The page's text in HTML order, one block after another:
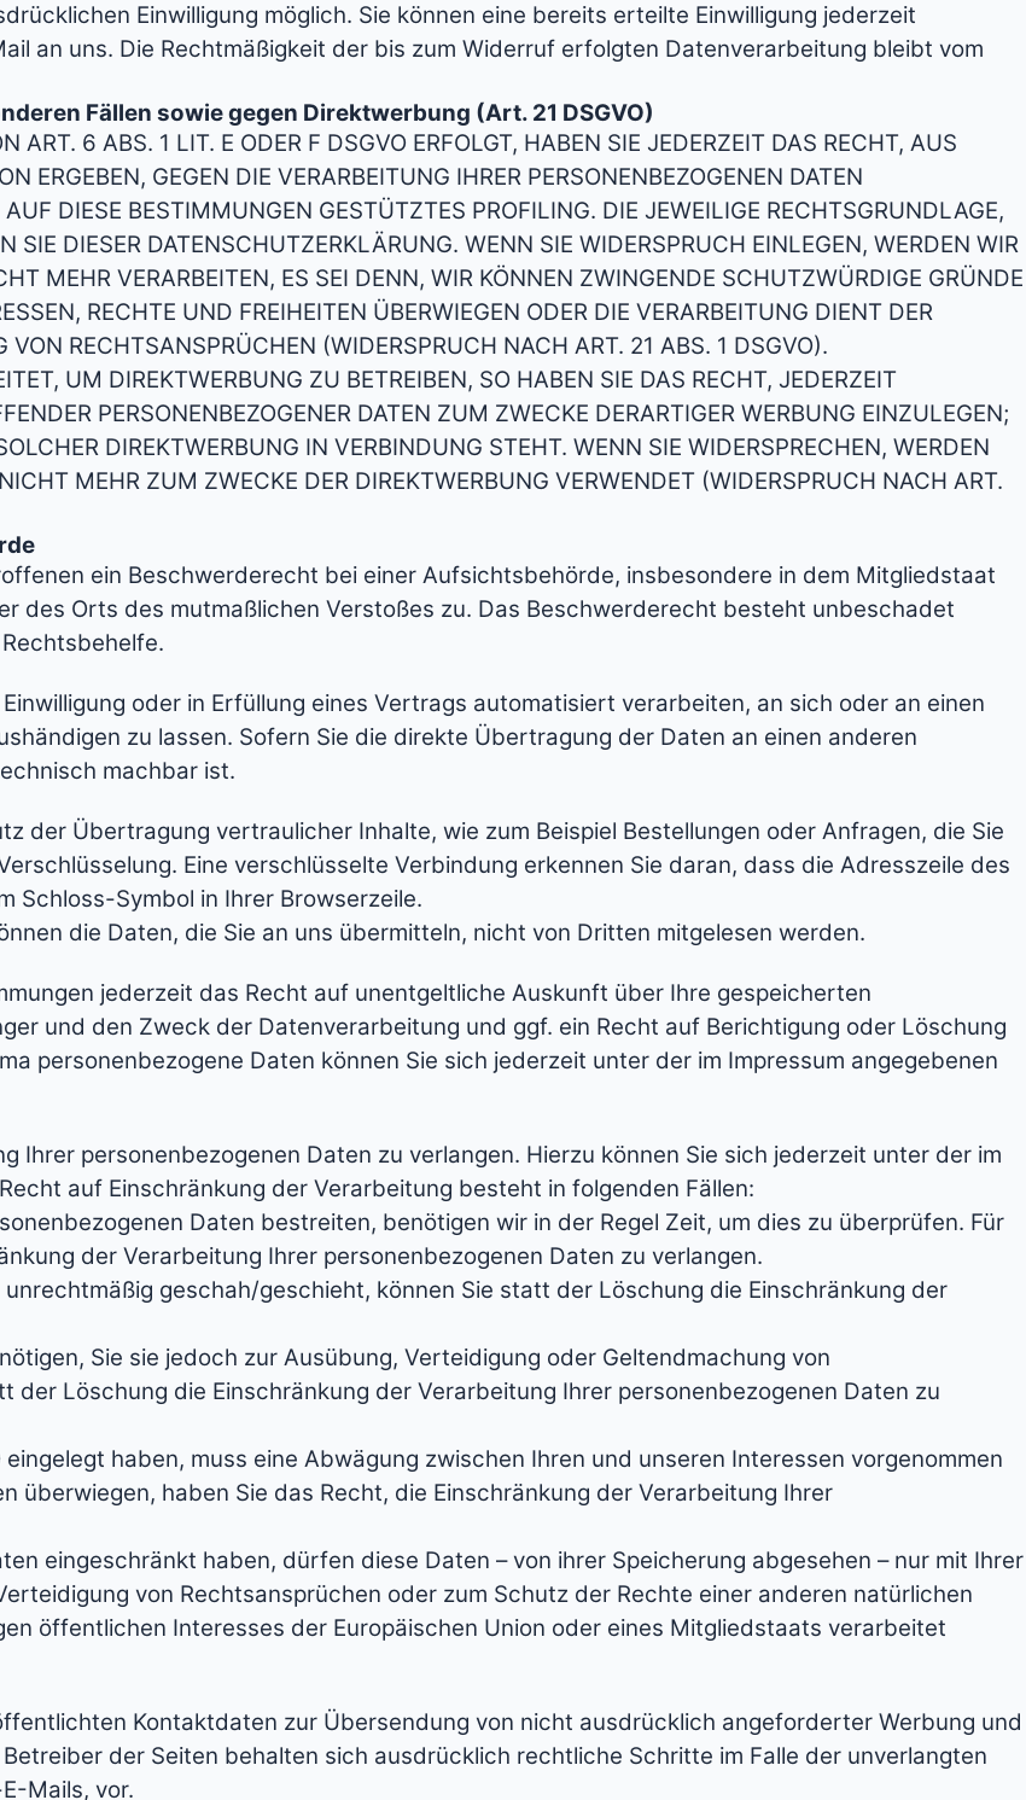
Einwilligung möglich. Sie können eine bereits erteilte Einwilligung jederzeit
an uns. Die Rechtmäßigkeit der bis zum Widerruf erfolgten Datenverarbeitung bleibt vom
Fällen sowie gegen Direktwerbung (Art. 21 DSGVO)
ART. 6 ABS. 1 LIT. E ODER F DSGVO ERFOLGT, HABEN SIE JEDERZEIT DAS RECHT, AUS
ERGEBEN, GEGEN DIE VERARBEITUNG IHRER PERSONENBEZOGENEN DATEN
DIESE BESTIMMUNGEN GESTÜTZTES PROFILING. DIE JEWEILIGE RECHTSGRUNDLAGE,
SIE DIESER DATENSCHUTZERKLÄRUNG. WENN SIE WIDERSPRUCH EINLEGEN, WERDEN WIR
MEHR VERARBEITEN, ES SEI DENN, WIR KÖNNEN ZWINGENDE SCHUTZWÜRDIGE GRÜNDE
RECHTE UND FREIHEITEN ÜBERWIEGEN ODER DIE VERARBEITUNG DIENT DER
RECHTSANSPRÜCHEN (WIDERSPRUCH NACH ART. 21 ABS. 1 DSGVO).
UM DIREKTWERBUNG ZU BETREIBEN, SO HABEN SIE DAS RECHT, JEDERZEIT
PERSONENBEZOGENER DATEN ZUM ZWECKE DERARTIGER WERBUNG EINZULEGEN;
DIREKTWERBUNG IN VERBINDUNG STEHT. WENN SIE WIDERSPRECHEN, WERDEN
MEHR ZUM ZWECKE DER DIREKTWERBUNG VERWENDET (WIDERSPRUCH NACH ART.
ein Beschwerderecht bei einer Aufsichtsbehörde, insbesondere in dem Mitgliedstaat
des Orts des mutmaßlichen Verstoßes zu. Das Beschwerderecht besteht unbeschadet
oder in Erfüllung eines Vertrags automatisiert verarbeiten, an sich oder an einen
zu lassen. Sofern Sie die direkte Übertragung der Daten an einen anderen
machbar ist.
der Übertragung vertraulicher Inhalte, wie zum Beispiel Bestellungen oder Anfragen, die Sie
Eine verschlüsselte Verbindung erkennen Sie daran, dass die Adresszeile des
Schloss-Symbol in Ihrer Browserzeile.
die Daten, die Sie an uns übermitteln, nicht von Dritten mitgelesen werden.
jederzeit das Recht auf unentgeltliche Auskunft über Ihre gespeicherten
und den Zweck der Datenverarbeitung und ggf. ein Recht auf Berichtigung oder Löschung
personenbezogene Daten können Sie sich jederzeit unter der im Impressum angegebenen
Ihrer personenbezogenen Daten zu verlangen. Hierzu können Sie sich jederzeit unter der im
auf Einschränkung der Verarbeitung besteht in folgenden Fällen:
Daten bestreiten, benötigen wir in der Regel Zeit, um dies zu überprüfen. Für
der Verarbeitung Ihrer personenbezogenen Daten zu verlangen.
geschah/geschieht, können Sie statt der Löschung die Einschränkung der
Sie sie jedoch zur Ausübung, Verteidigung oder Geltendmachung von
Löschung die Einschränkung der Verarbeitung Ihrer personenbezogenen Daten zu
haben, muss eine Abwägung zwischen Ihren und unseren Interessen vorgenommen
haben Sie das Recht, die Einschränkung der Verarbeitung Ihrer
eingeschränkt haben, dürfen diese Daten – von ihrer Speicherung abgesehen – nur mit Ihrer
von Rechtsansprüchen oder zum Schutz der Rechte einer anderen natürlichen
öffentlichen Interesses der Europäischen Union oder eines Mitgliedstaats verarbeitet
Kontaktdaten zur Übersendung von nicht ausdrücklich angeforderter Werbung und
der Seiten behalten sich ausdrücklich rechtliche Schritte im Falle der unverlangten
Mails, vor.